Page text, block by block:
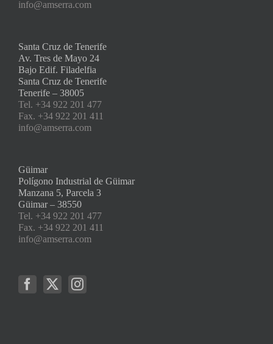
info@amserra.com
Santa Cruz de Tenerife
Av. Tres de Mayo 24
Bajo Edif. Filadelfia
Santa Cruz de Tenerife
Tenerife – 38005
Tel. +34 922 201 477
Fax. +34 922 201 411
info@amserra.com
Güimar
Polígono Industrial de Güimar
Manzana 5, Parcela 3
Güimar – 38550
Tel. +34 922 201 477
Fax. +34 922 201 411
info@amserra.com